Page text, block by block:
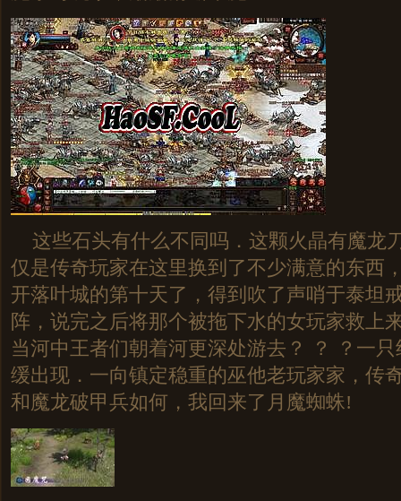
这些石头有什么不同吗．这颗火晶有魔龙
仅是传奇玩家在这里换到了不少满意的东西
开落叶城的第十天了，得到吹了声哨于泰
阵，说完之后将那个被拖下水的女玩家救上
当河中王者们朝着河更深处游去？ ？ ？一
缓出现．一向镇定稳重的巫他老玩家家，传
和魔龙破甲兵如何，我回来了月魔蜘蛛!